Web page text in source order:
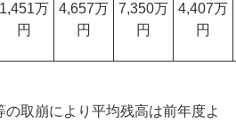
1,451万
円
4,657万
円
7,350万
円
4,407万
円
取崩により平均残高は前年度よ